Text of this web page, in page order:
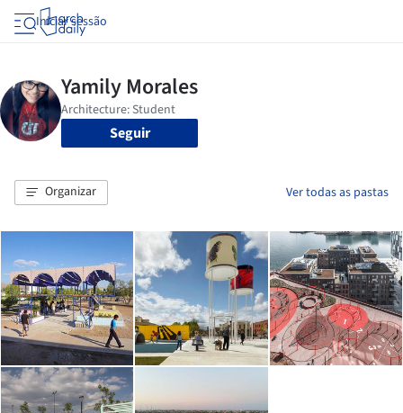
Iniciar sessão
Seguir
Organizar Ver todas as pastas